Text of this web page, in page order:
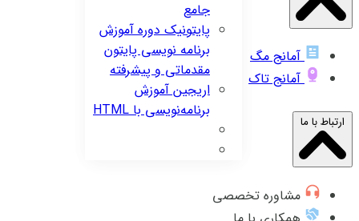
جامع
پایتونیکدوره آموزش
برنامه نویسی پایتون
مقدماتی و پیشرفته
اریجینآموزش
برنامه‌نویسی با HTML
آمانج مگ
آمانج تاک
ارتباط با ما
مشاوره تخصصی